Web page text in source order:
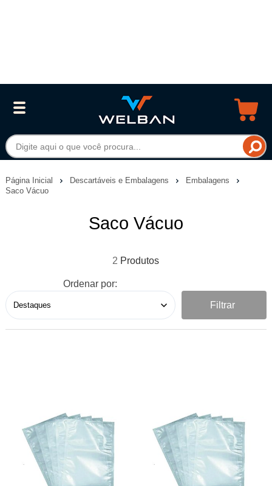
Página Inicial Descartáveis e Embalagens
Embalagens
Saco Vácuo
Saco Vácuo
2
Ordenar por:
Filtrar